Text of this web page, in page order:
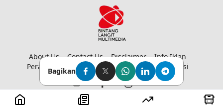
Bagikan
About Us Contact Us Disclaimer
Info Iklan
Peraturan Media Siber
Privacy Policy Redaksi